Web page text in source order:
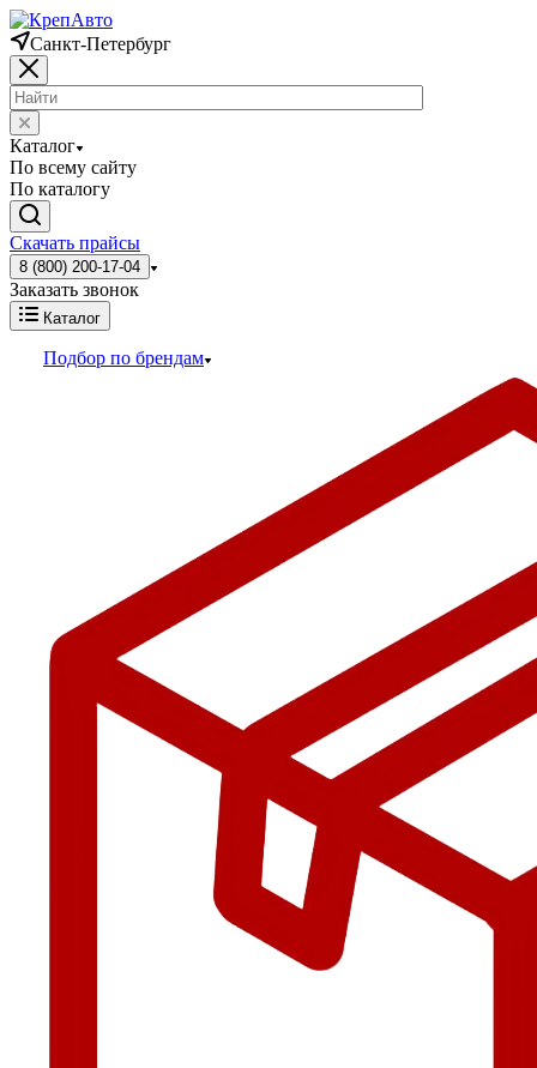
Санкт-Петербург
Каталог
По всему сайту
По каталогу
Скачать прайсы
8 (800) 200-17-04
Заказать звонок
Каталог
Подбор по брендам